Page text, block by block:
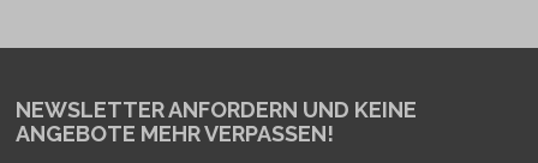
NEWSLETTER ANFORDERN UND KEINE
ANGEBOTE MEHR VERPASSEN!